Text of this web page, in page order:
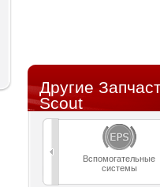
Другие
Scout
Вспомогательные
системы